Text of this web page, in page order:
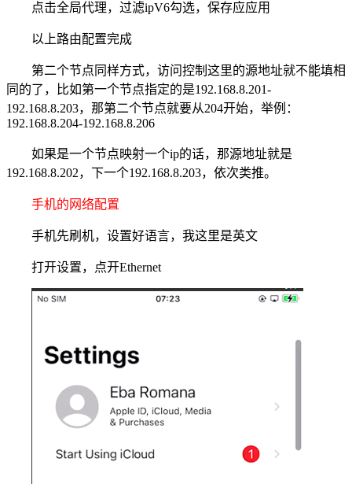
点击全局代理，过滤ipV6勾选，保存应应用
以上路由配置完成
第二个节点同样方式，访问控制这里的源地址就不能填相
同的了，比如第一个节点指定的是192.168.8.201-
192.168.8.203，那第二个节点就要从204开始，举例：
192.168.8.204-192.168.8.206
如果是一个节点映射一个ip的话，那源地址就是
192.168.8.202，下一个192.168.8.203，依次类推。
手机的网络配置
手机先刷机，设置好语言，我这里是英文
打开设置，点开Ethernet